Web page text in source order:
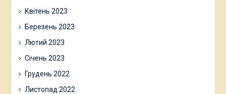
Квітень 2023
Березень 2023
Лютий 2023
Січень 2023
Грудень 2022
Листопад 2022